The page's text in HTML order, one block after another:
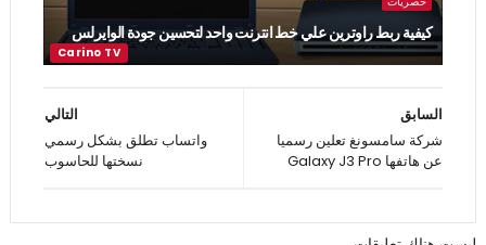
كيفية ربط راوترين علي خط انترنت واحد لتحسين جودة الوايرلس
التالي
واتساب تطلق بشكل رسمي
نسختها للحاسوب
السابق
شركة سامسونغ تعلين رسميا
عن هاتفها Galaxy J3 Pro